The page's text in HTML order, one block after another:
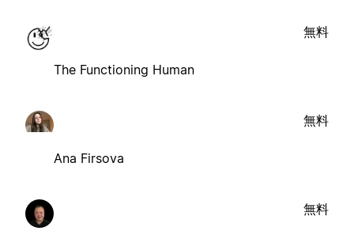
The Functioning Human
無料
Ana Firsova
無料
無料